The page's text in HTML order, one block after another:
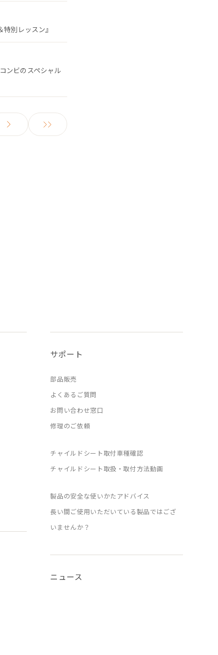
別レッスン』
ンビのスペシャル
サポート
部品販売
よくあるご質問
お問い合わせ窓口
修理のご依頼
チャイルドシート取付車種確認
チャイルドシート取扱・取付方法動画
製品の安全な使いかたアドバイス
長い間ご使用いただいている製品ではござ
いませんか？
ニュース